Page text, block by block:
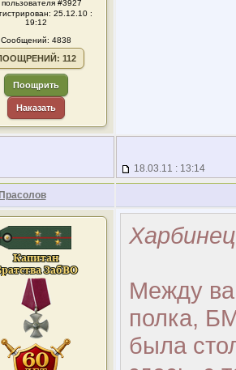
пользователя #3927
25.12.10 :
19:12
Сообщений: 4838
112
Поощрить
Наказать
18.03.11 : 13:14
Между
полка,
была